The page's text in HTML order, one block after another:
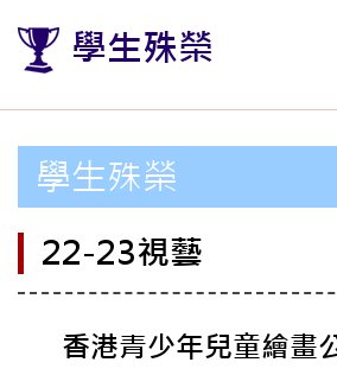
學生殊榮
學生殊榮
22-23視藝
香港青少年兒童繪畫